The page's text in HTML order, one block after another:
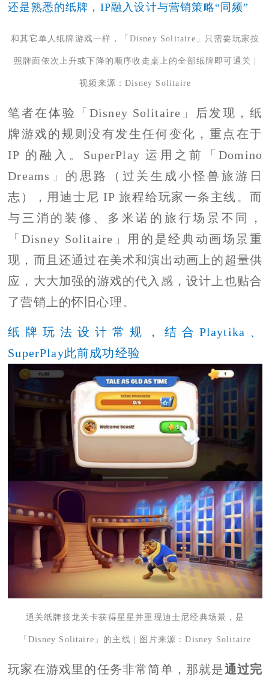
还是熟悉的纸牌，IP融入设计与营销策略“同频”
和其它单人纸牌游戏一样，「Disney Solitaire」只需要玩家按
照牌面依次上升或下降的顺序收走桌上的全部纸牌即可通关 |
视频来源：Disney Solitaire
笔者在体验「Disney Solitaire」后发现，纸
牌游戏的规则没有发生任何变化，重点在于
IP 的融入。SuperPlay 运用之前「Domino
Dreams」的思路（过关生成小怪兽旅游日
志），用迪士尼 IP 旅程给玩家一条主线。而
与三消的装修、多米诺的旅行场景不同，
「Disney Solitaire」用的是经典动画场景重
现，而且还通过在美术和演出动画上的超量供
应，大大加强的游戏的代入感，设计上也贴合
了营销上的怀旧心理。
纸牌玩法设计常规，结合Playtika、
SuperPlay此前成功经验
通关纸牌接龙关卡获得星星并重现迪士尼经典场景，是
「Disney Solitaire」的主线 | 图片来源：Disney Solitaire
玩家在游戏里的任务非常简单，那就是通过完